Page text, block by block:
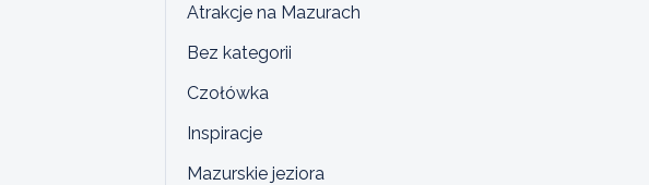
Atrakcje na Mazurach
Bez kategorii
Czołówka
Inspiracje
Mazurskie jeziora